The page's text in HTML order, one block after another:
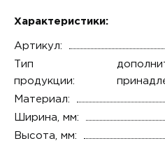
Характеристики:
Артикул:
Тип
продукции:
Материал:
Ширина, мм:
Высота, мм: